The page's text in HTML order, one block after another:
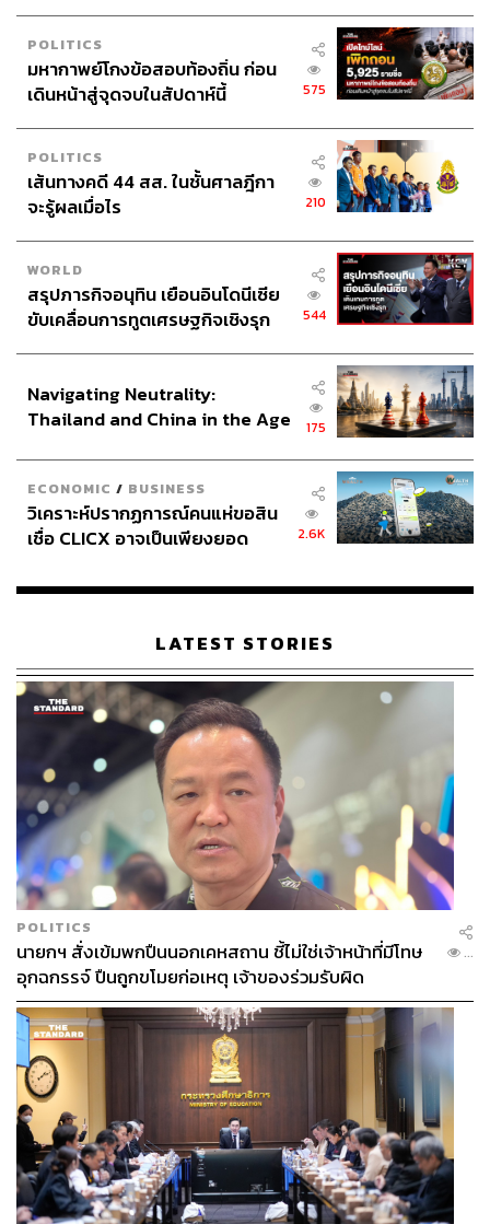
POLITICS
มหากาพย์โกงข้อสอบท้องถิ่น ก่อน
เดินหน้าสู่จุดจบในสัปดาห์นี้
575
POLITICS
เส้นทางคดี 44 สส. ในชั้นศาลฎีกา
จะรู้ผลเมื่อไร
210
WORLD
สรุปภารกิจอนุทิน เยือนอินโดนีเซีย
ขับเคลื่อนการทูตเศรษฐกิจเชิงรุก
544
Navigating Neutrality:
Thailand and China in the Age
175
ECONOMIC / BUSINESS
วิเคราะห์ปรากฏการณ์คนแห่ขอสิน
เชื่อ CLICX อาจเป็นเพียงยอด
เรือนไทยที่ถูกซุกไว้
2.6K
LATEST STORIES
POLITICS
นายกฯ สั่งเข้มพกปืนนอกเคหสถาน ชี้ไม่ใช่เจ้าหน้าที่มีโทษ
อุกฉกรรจ์ ปืนถูกขโมยก่อเหตุ เจ้าของร่วมรับผิด
...